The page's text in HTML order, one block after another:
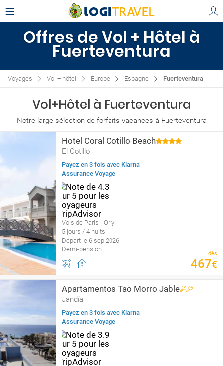
Offres de Vol + Hôtel à
Fuerteventura
Voyages Vol + hôtel Europe Espagne Fuerteventura
Vol+Hôtel à Fuerteventura
Notre large sélection de forfaits vacances à Fuerteventura
Hotel Coral Cotillo Beach
El Cotillo
Payez en 3 fois avec Klarna
Assurance Voyage
Vols de Paris - Orly
5 jours / 4 nuits
Départ le 6 sep 2026
Demi-pension
dès
467€
Apartamentos Tao Morro Jable
Jandía
Payez en 3 fois avec Klarna
Assurance Voyage